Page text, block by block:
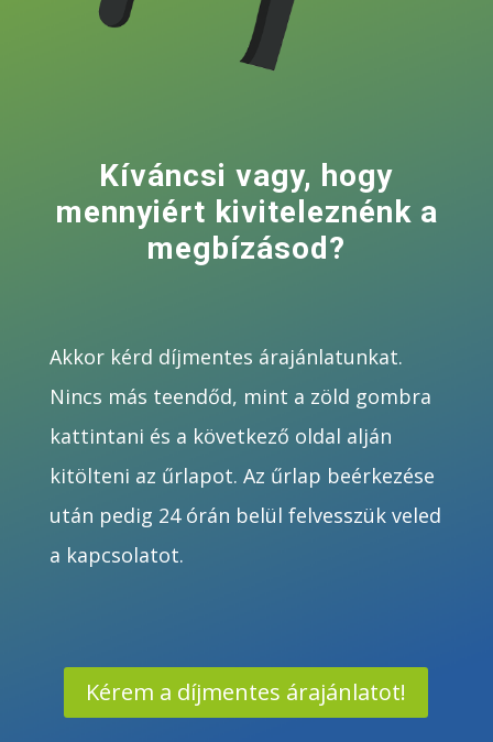
Kíváncsi vagy, hogy
mennyiért kiviteleznénk a
megbízásod?
Akkor kérd díjmentes árajánlatunkat.
Nincs más teendőd, mint a zöld gombra
kattintani és a következő oldal alján
kitölteni az űrlapot. Az űrlap beérkezése
után pedig 24 órán belül felvesszük veled
a kapcsolatot.
Kérem a díjmentes árajánlatot!